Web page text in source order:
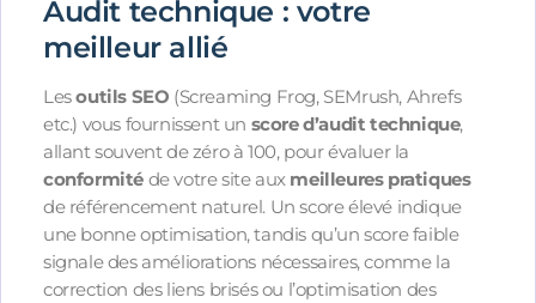
Audit technique : votre
meilleur allié
Lesoutils SEO (Screaming Frog, SEMrush, Ahrefs
etc.) vous fournissent un score d’audit technique,
allant souvent de zéro à 100, pour évaluer la
conformité de votre site auxmeilleures pratiques
de référencement naturel. Un score élevé indique
une bonne optimisation, tandis qu’un score faible
signale des améliorations nécessaires, comme la
correction des liens brisés ou l’optimisation des